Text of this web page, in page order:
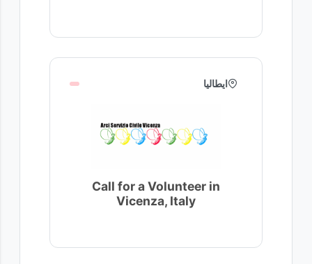
ايطاليا
Call for a Volunteer in
Vicenza, Italy